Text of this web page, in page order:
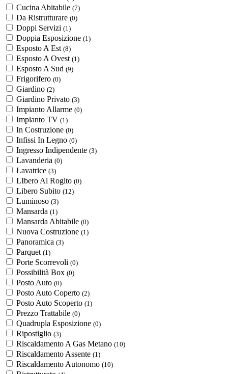
Cucina Abitabile (7)
Da Ristrutturare (0)
Doppi Servizi (1)
Doppia Esposizione (1)
Esposto A Est (8)
Esposto A Ovest (1)
Esposto A Sud (9)
Frigorifero (0)
Giardino (2)
Giardino Privato (3)
Impianto Allarme (0)
Impianto TV (1)
In Costruzione (0)
Infissi In Legno (0)
Ingresso Indipendente (3)
Lavanderia (0)
Lavatrice (3)
LIbero Al Rogito (0)
Libero Subito (12)
Luminoso (3)
Mansarda (1)
Mansarda Abitabile (0)
Nuova Costruzione (1)
Panoramica (3)
Parquet (1)
Porte Scorrevoli (0)
Possibilità Box (0)
Posto Auto (0)
Posto Auto Coperto (2)
Posto Auto Scoperto (1)
Prezzo Trattabile (0)
Quadrupla Esposizione (0)
Ripostiglio (3)
Riscaldamento A Gas Metano (10)
Riscaldamento Assente (1)
Riscaldamento Autonomo (10)